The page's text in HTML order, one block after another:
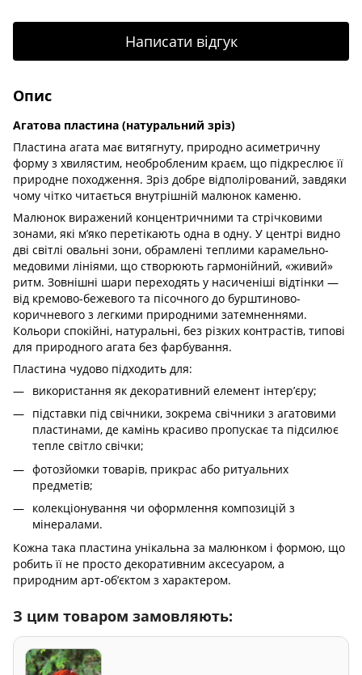
Написати відгук
Опис
Агатова пластина (натуральний зріз)
Пластина агата має витягнуту, природно асиметричну
форму з хвилястим, необробленим краєм, що підкреслює її
природне походження. Зріз добре відполірований, завдяки
чому чітко читається внутрішній малюнок каменю.
Малюнок виражений концентричними та стрічковими
зонами, які м’яко перетікають одна в одну. У центрі видно
дві світлі овальні зони, обрамлені теплими карамельно-
медовими лініями, що створюють гармонійний, «живий»
ритм. Зовнішні шари переходять у насиченіші відтінки —
від кремово-бежевого та пісочного до бурштиново-
коричневого з легкими природними затемненнями.
Кольори спокійні, натуральні, без різких контрастів, типові
для природного агата без фарбування.
Пластина чудово підходить для:
використання як декоративний елемент інтер’єру;
підставки під свічники, зокрема свічники з агатовими
пластинами, де камінь красиво пропускає та підсилює
тепле світло свічки;
фотозйомки товарів, прикрас або ритуальних
предметів;
колекціонування чи оформлення композицій з
мінералами.
Кожна така пластина унікальна за малюнком і формою, що
робить її не просто декоративним аксесуаром, а
природним арт-об’єктом з характером.
З цим товаром замовляють: